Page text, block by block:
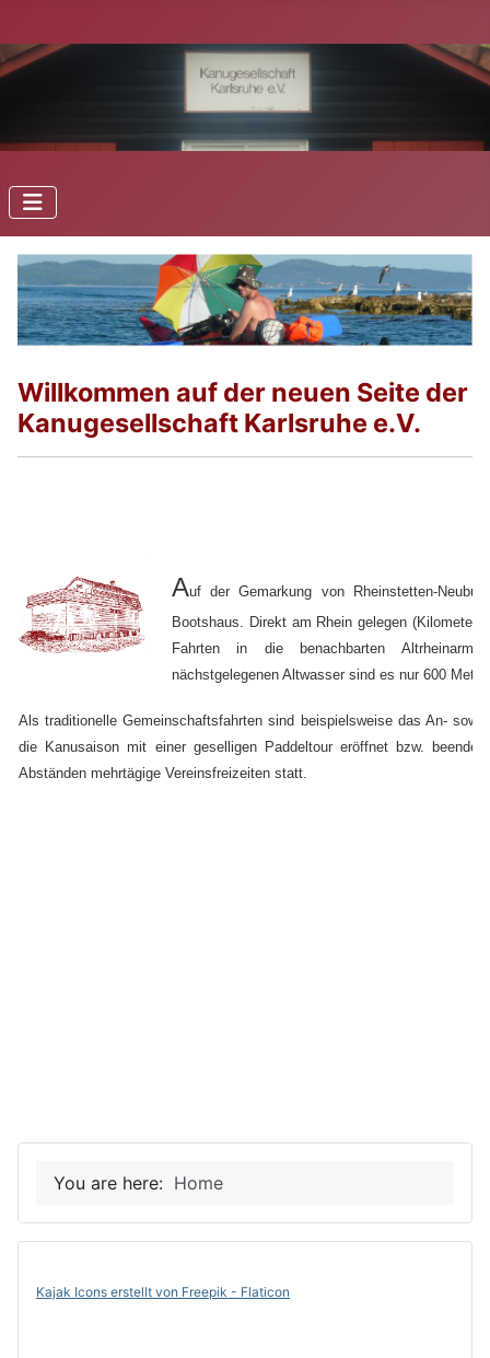
Willkommen auf der neuen Seite der
Kanugesellschaft Karlsruhe e.V.
Auf der Gemarkung von Rheinstetten-
Bootshaus. Direkt am Rhein gelegen
Fahrten in die benachbarten
nächstgelegenen Altwasser sind es nur 600 Meter.
Als traditionelle Gemeinschaftsfahrten sind beispielsweise das An-
die Kanusaison mit einer geselligen Paddeltour eröffnet bzw.
Abständen mehrtägige Vereinsfreizeiten statt.
You are here: Home
Kajak Icons erstellt von Freepik - Flaticon